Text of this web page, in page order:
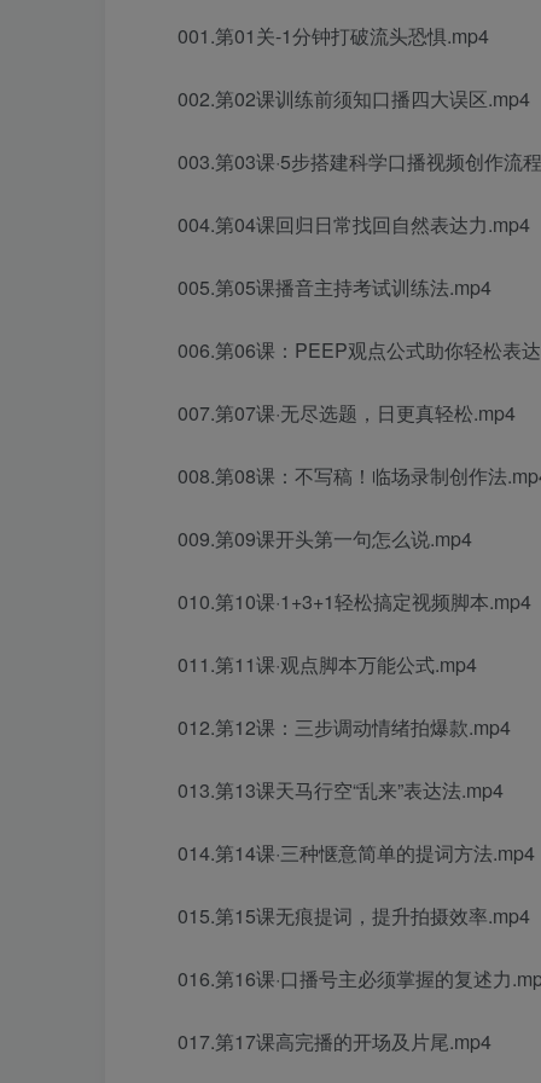
001.第01关-1分钟打破流头恐惧.mp4
002.第02课训练前须知口播四大误区.mp4
003.第03课·5步搭建科学口播视频创作流
004.第04课回归日常找回自然表达力.mp4
005.第05课播音主持考试训练法.mp4
006.第06课：PEEP观点公式助你轻松表
007.第07课·无尽选题，日更真轻松.mp4
008.第08课：不写稿！临场录制创作法
009.第09课开头第一句怎么说.mp4
010.第10课·1+3+1轻松搞定视频脚本.mp4
011.第11课·观点脚本万能公式.mp4
012.第12课：三步调动情绪拍爆款.mp4
013.第13课天马行空“乱来”表达法.mp4
014.第14课·三种惬意简单的提词方法.mp4
015.第15课无痕提词，提升拍摄效率.mp4
016.第16课·口播号主必须掌握的复述力
017.第17课高完播的开场及片尾.mp4